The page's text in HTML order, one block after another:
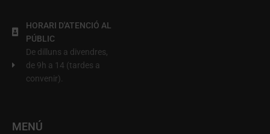
HORARI D'ATENCIÓ AL
PÚBLIC
De dilluns a divendres,
de 9h a 14 (tardes a
convenir).
MENÚ